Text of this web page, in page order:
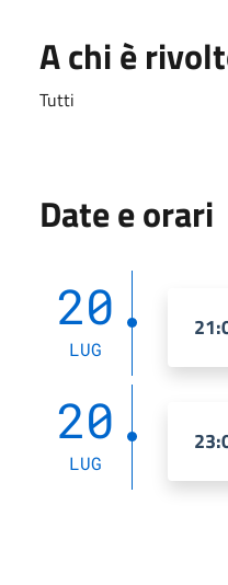
A chi è
Tutti
Date e orari
20
LUG
20
LUG